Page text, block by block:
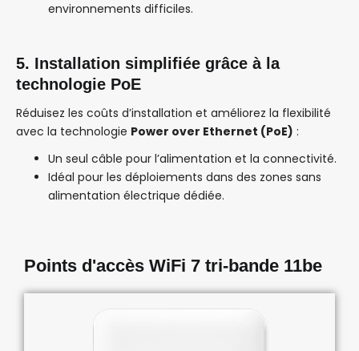
environnements difficiles.
5. Installation simplifiée grâce à la
technologie PoE
Réduisez les coûts d’installation et améliorez la flexibilité
avec la technologie Power over Ethernet (PoE) :
Un seul câble pour l’alimentation et la connectivité.
Idéal pour les déploiements dans des zones sans
alimentation électrique dédiée.
Points d'accès WiFi 7 tri-bande 11be